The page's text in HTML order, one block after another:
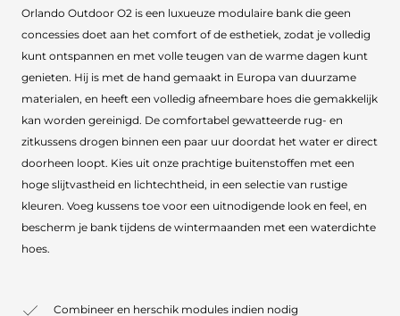
Orlando Outdoor O2 is een luxueuze modulaire bank die geen
concessies doet aan het comfort of de esthetiek, zodat je volledig
kunt ontspannen en met volle teugen van de warme dagen kunt
genieten. Hij is met de hand gemaakt in Europa van duurzame
materialen, en heeft een volledig afneembare hoes die gemakkelijk
kan worden gereinigd. De comfortabel gewatteerde rug- en
zitkussens drogen binnen een paar uur doordat het water er direct
doorheen loopt. Kies uit onze prachtige buitenstoffen met een
hoge slijtvastheid en lichtechtheid, in een selectie van rustige
kleuren. Voeg kussens toe voor een uitnodigende look en feel, en
bescherm je bank tijdens de wintermaanden met een waterdichte
hoes.
Combineer en herschik modules indien nodig